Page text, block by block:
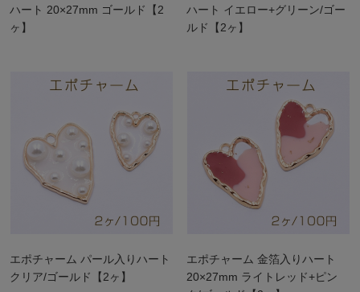
ハート 20×27mm ゴールド【2
ヶ】
ハート イエロー+グリーン/ゴー
ルド【2ヶ】
エポチャーム パール入りハート
クリア/ゴールド【2ヶ】
エポチャーム 金箔入りハート
20×27mm ライトレッド+ピン